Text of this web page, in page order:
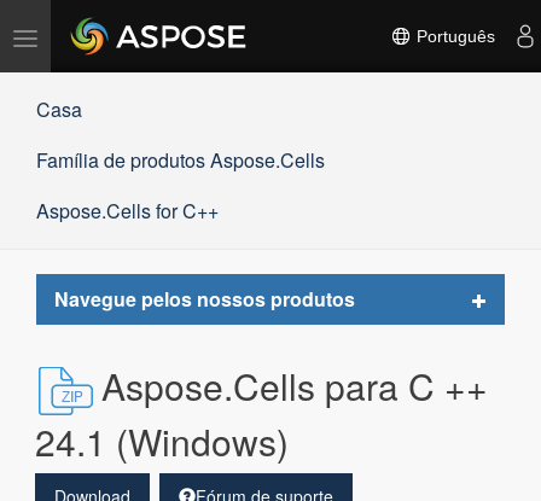
Alternar
navegação
Português
Casa
Família de produtos Aspose.Cells
Aspose.Cells for C++
Navegue pelos nossos produtos
Toggle
Aspose.Cells para C ++
24.1 (Windows)
Download Fórum de suporte